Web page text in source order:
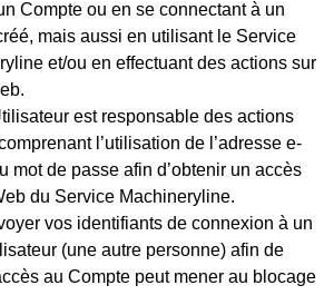
Compte ou en se connectant à un
mais aussi en utilisant le Service
et/ou en effectuant des actions sur
est responsable des actions
l’utilisation de l’adresse e-
mot de passe afin d’obtenir un accès
du Service Machineryline.
vos identifiants de connexion à un
(une autre personne) afin de
au Compte peut mener au blocage